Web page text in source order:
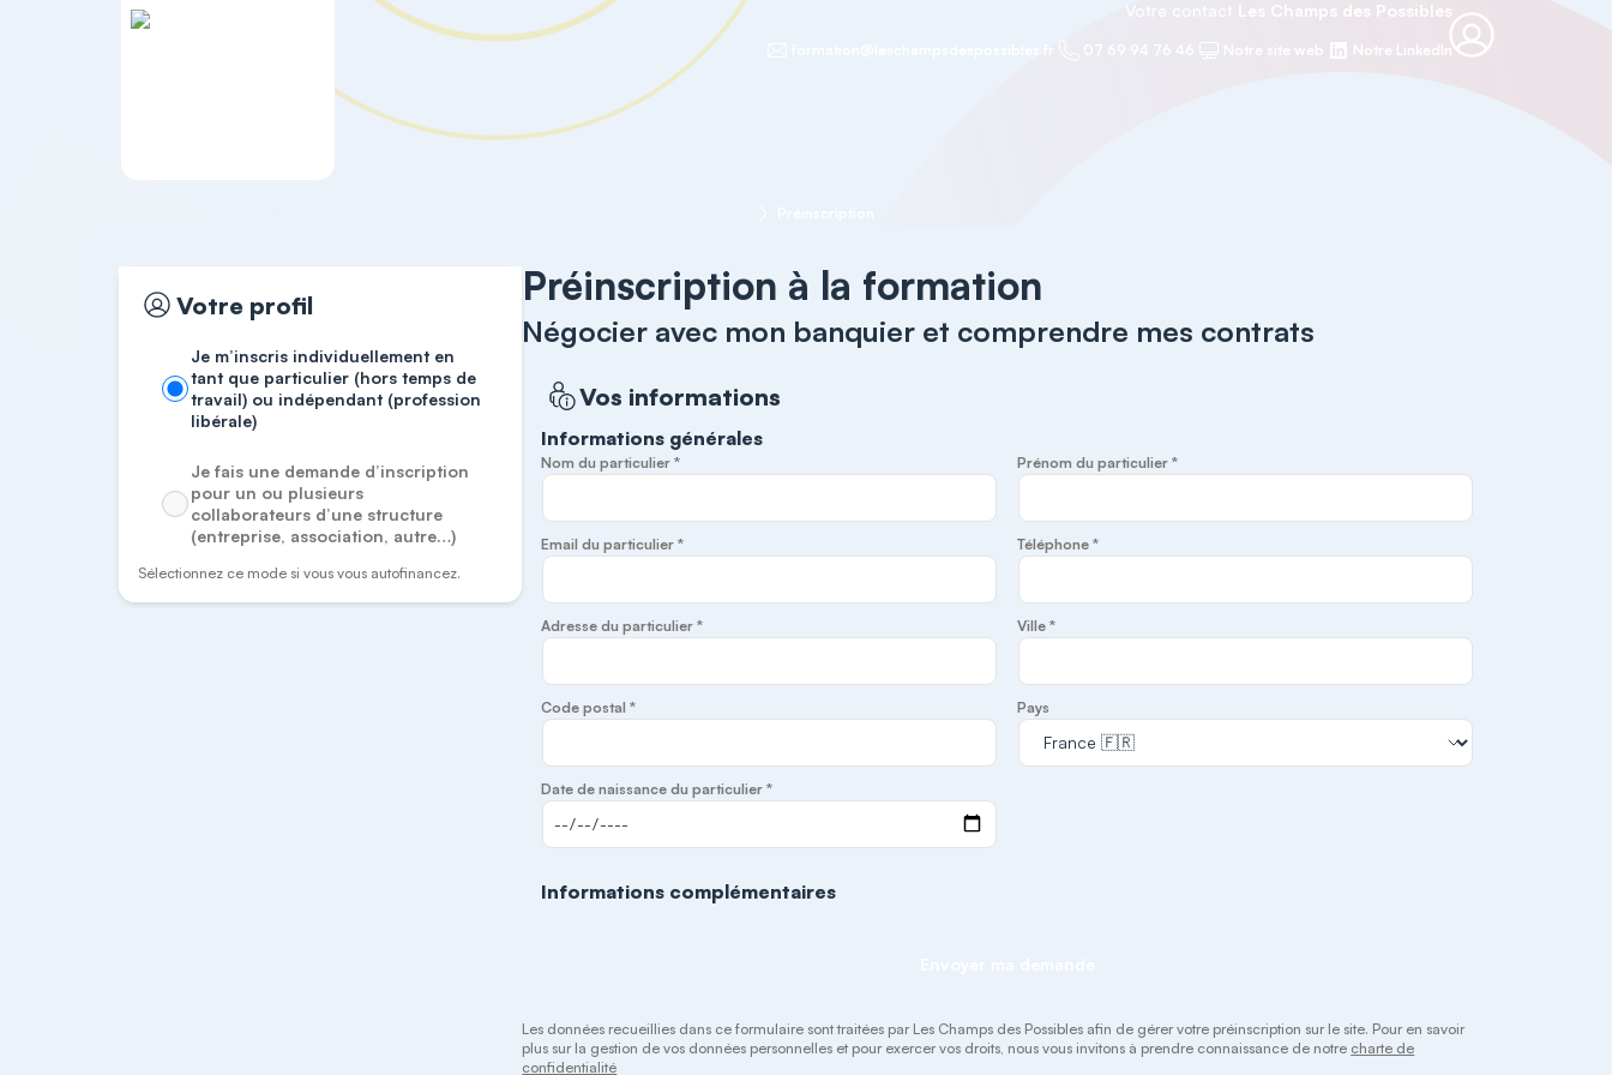
Les Champs des Possibles
Notre site web Notre LinkedIn
Votre profil
Je m’inscris individuellement en
tant que particulier (hors temps de
travail) ou indépendant (profession
libérale)
Je fais une demande d’inscription
pour un ou plusieurs
collaborateurs d’une structure
(entreprise, association, autre…)
Sélectionnez ce mode si vous vous autofinancez.
Préinscription à la formation
Négocier avec mon banquier et comprendre mes contrats
Vos informations
Informations générales
Nom du particulier * Prénom du particulier *
Email du particulier * Téléphone *
Adresse du particulier * Ville *
Code postal * Pays
Date de naissance du particulier *
Informations complémentaires
Les données recueillies dans ce formulaire sont traitées par Les Champs des Possibles afin de gérer votre préinscription sur le site. Pour en savoir
plus sur la gestion de vos données personnelles et pour exercer vos droits, nous vous invitons à prendre connaissance de notre charte de
confidentialité